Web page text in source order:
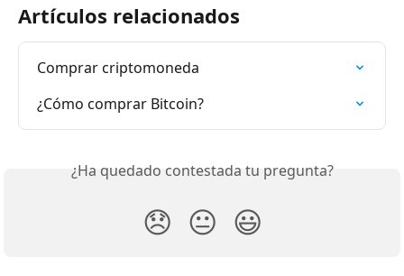
Artículos relacionados
Comprar criptomoneda
¿Cómo comprar Bitcoin?
¿Ha quedado contestada tu pregunta?
😞 😐 😃